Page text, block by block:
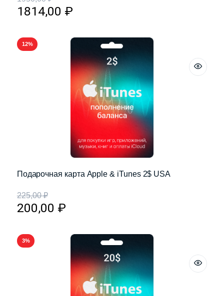
1814,00 ₽
12%
Подарочная карта Apple & iTunes 2$ USA
225,00₽
200,00 ₽
3%